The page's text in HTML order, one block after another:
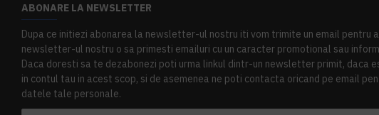
ABONARE LA NEWSLETTER
Dupa ce initiezi abonarea la newsletter-ul nostru iti vom trimite un email pentru
newsletter-ul nostru o sa primesti emailuri cu un caracter promotional sau
Daca doresti sa te dezabonezi poti urma linkul dintr-un newsletter primit, daca
in contul tau in acest scop, si de asemenea ne poti contacta oricand pe email
datele tale personale.